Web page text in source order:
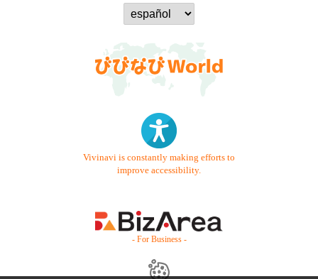
Vivinavi is constantly making efforts to
improve accessibility.
- For Business -